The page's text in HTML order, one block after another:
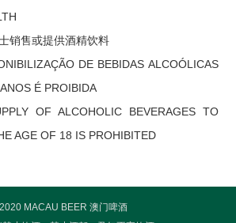
销售或提供酒精饮料
DE BEBIDAS ALCOÓLICAS
É PROIBIDA
OF ALCOHOLIC BEVERAGES TO
AGE OF 18 IS PROHIBITED
MACAU BEER 澳门啤酒